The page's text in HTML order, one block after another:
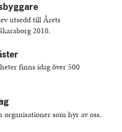
utsedd till Årets
2010.
finns idag över 500
som hyr av oss.